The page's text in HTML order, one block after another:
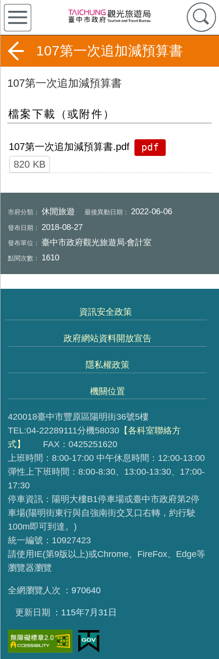
107第一次追加減預算書
107第一次追加減預算書
檔案下載（或附件）
107第一次追加減預算書.pdf pdf
820 KB
市府分類：休閒旅遊 最後異動日期：2022-06-06
發布日期： 2018-08-27
發布單位：臺中市政府觀光旅遊局‧會計室
點閱次數： 1610
資訊安全政策
政府網站資料開放宣告
隱私權政策
機關位置
420018臺中市豐原區陽明街36號5樓
TEL:04-22289111分機58030 【各科室聯絡方
式】
FAX：0425251620
上班時間：8:00-17:00 中午休息時間：12:00-13:00
彈性上下班時間：8:00-8:30、13:00-13:30、17:00-
17:30
停車資訊：陽明大樓B1停車場或臺中市政府第2停
車場(陽明街東行與自強南街交叉口右轉，約行駛
100m即可到達。)
統一編號：10927423
請使用IE(第9版以上)或Chrome、FireFox、Edge等
瀏覽器瀏覽
全網瀏覽人次 970640
更新日期 115年7月31日